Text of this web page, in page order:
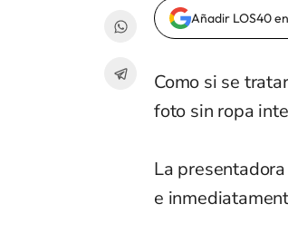
Añadir LOS40
Como si se
foto sin ropa
La
e